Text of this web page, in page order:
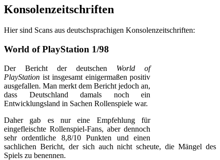
Konsolenzeitschriften
Hier sind Scans aus deutschsprachigen Konsolenzeitschriften:
World of PlayStation 1/98
Der Bericht der deutschen World of
PlayStation ist insgesamt einigermaßen positiv
ausgefallen. Man merkt dem Bericht jedoch an,
dass Deutschland damals noch ein
Entwicklungsland in Sachen Rollenspiele war.
Daher gab es nur eine Empfehlung für
eingefleischte Rollenspiel-Fans, aber dennoch
sehr ordentliche 8,8/10 Punkten und einen
sachlichen Bericht, der sich auch nicht scheute, die Mängel des
Spiels zu benennen.